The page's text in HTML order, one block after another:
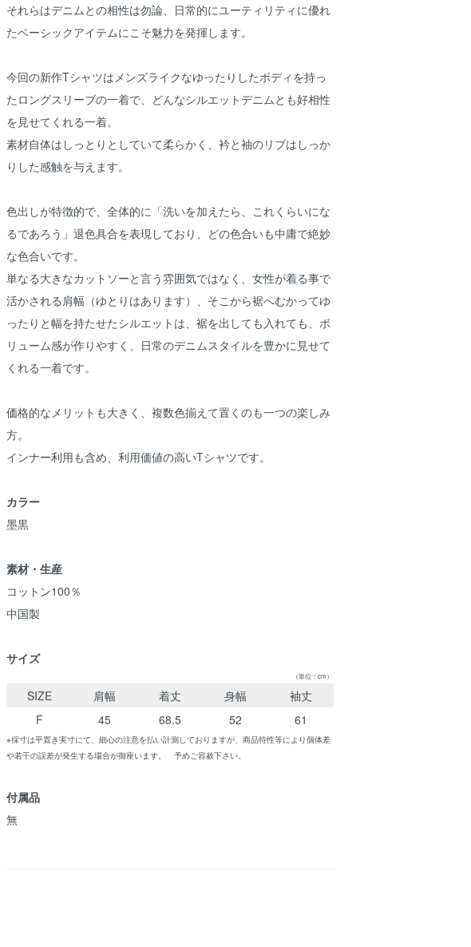
それらはデニムとの相性は勿論、日常的にユーティリティに優れ
たベーシックアイテムにこそ魅力を発揮します。
今回の新作Tシャツはメンズライクなゆったりしたボディを持っ
たロングスリーブの一着で、どんなシルエットデニムとも好相性
を見せてくれる一着。
素材自体はしっとりとしていて柔らかく、衿と袖のリブはしっか
りした感触を与えます。
色出しが特徴的で、全体的に「洗いを加えたら、これくらいにな
るであろう」退色具合を表現しており、どの色合いも中庸で絶妙
な色合いです。
単なる大きなカットソーと言う雰囲気ではなく、女性が着る事で
活かされる肩幅（ゆとりはあります）、そこから裾へむかってゆ
ったりと幅を持たせたシルエットは、裾を出しても入れても、ボ
リューム感が作りやすく、日常のデニムスタイルを豊かに見せて
くれる一着です。
価格的なメリットも大きく、複数色揃えて置くのも一つの楽しみ
方。
インナー利用も含め、利用価値の高いTシャツです。
カラー
墨黒
素材・生産
コットン100％
中国製
サイズ
（単位：cm）
SIZE 肩幅 着丈 身幅
袖丈
F
45 68.5 52 61
※採寸は平置き実寸にて、細心の注意を払い計測しておりますが、商品特性等により個体差
や若干の誤差が発生する場合が御座います。 予めご容赦下さい。
付属品
無